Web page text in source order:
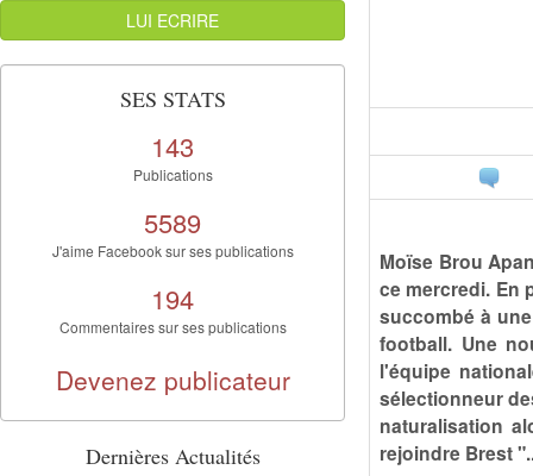
Moïse Brou
ce mercredi. En
succombé à
football. Une
l'équipe
sélectionneur
naturalisation
rejoindre Brest
LUI ECRIRE
SES STATS
143
Publications
5589
J'aime Facebook sur ses publications
194
Commentaires sur ses publications
Devenez publicateur
Dernières Actualités